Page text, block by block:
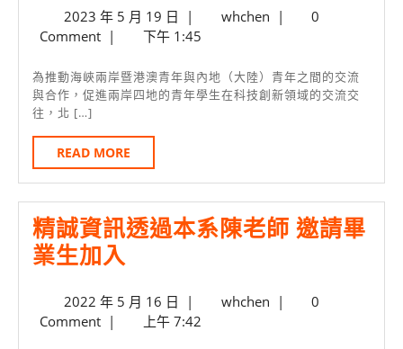
4/14
銘
傳
招
募
實
生
理
大
學-2023
年
“智
能
無
人
+”
海
峽
2023 年 5 月 19 日 2023
年
月
19
| whchenwhchen
|
0
Comment | 下午 1:45
為推動海峽兩岸暨港澳青年與內地（大陸）青年之間的交流
與合作，促進兩岸四地的青年學生在科技創新領域的交流交
往，北 […]
READ MORE
MORE
精誠資訊透過本系陳老師 邀請畢
業生加入
資
訊
2022 年 5 月 16 日 2022
年
| whchenwhchen
|
0
Comment | 上午 7:42